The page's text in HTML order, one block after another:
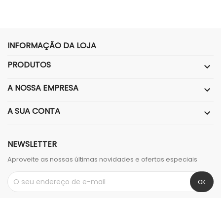
INFORMAÇÃO DA LOJA
PRODUTOS

A NOSSA EMPRESA 
A SUA CONTA 
NEWSLETTER
Aproveite as nossas últimas novidades e ofertas especiais